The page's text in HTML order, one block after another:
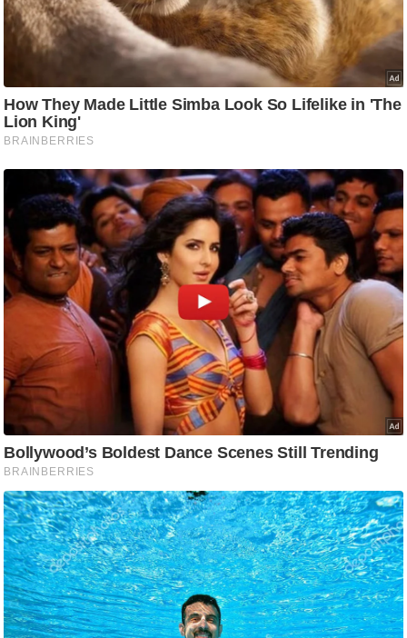
/
फै
न
घ
रे
स्खे
र्य
ट
न
ल
फि
ने
स
मं
त्रा
रि
ले
श
न
शि